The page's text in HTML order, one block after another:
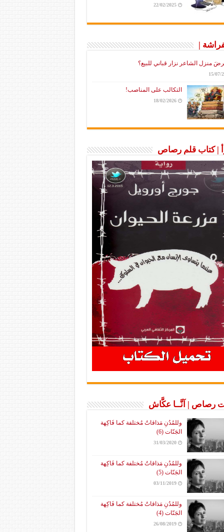
22/02/2025
|
منزل الشاعر نزار قباني للبيع؟
15/07/
التكالب على المناصب!
18/02/2026
| كتاب قلم رصاص
رصاص | آنَّــا عكَّاش
وللمُدُنِ مَذاقاتٌ مُختلفة كما فَاكِهة
الجَنّات (6)
31/03/2020
وللمُدُنِ مَذاقاتٌ مُختلفة كما فَاكِهة
الجَنّات (5)
03/11/2019
وللمُدُنِ مَذاقاتٌ مُختلفة كما فَاكِهة
الجَنّات (4)
26/08/2019